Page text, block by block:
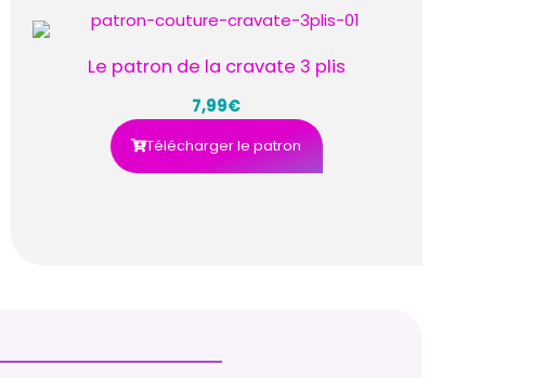
Le patron de la cravate 3 plis
7,99€
Télécharger le patron